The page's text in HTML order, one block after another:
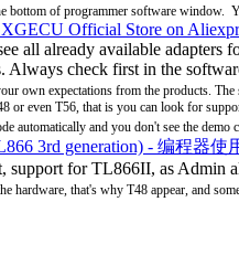
bottom of programmer software window.
Official Store on
all already available
check first in the
own expectations from the products. The
or even T56, that is you can look for
automatically and you don't see the demo
3rd generation) - 编程器
support for TL866II, as
hardware, that's why T48 appear, and